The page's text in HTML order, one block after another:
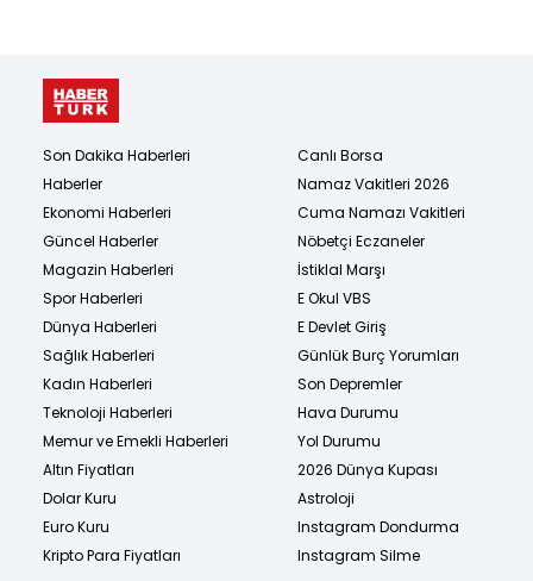
Son Dakika Haberleri
Haberler
Ekonomi Haberleri
Güncel Haberler
Magazin Haberleri
Spor Haberleri
Dünya Haberleri
Sağlık Haberleri
Kadın Haberleri
Teknoloji Haberleri
Memur ve Emekli Haberleri
Altın Fiyatları
Dolar Kuru
Euro Kuru
Kripto Para Fiyatları
Canlı Borsa
Namaz Vakitleri 2026
Cuma Namazı Vakitleri
Nöbetçi Eczaneler
İstiklal Marşı
E Okul VBS
E Devlet Giriş
Günlük Burç Yorumları
Son Depremler
Hava Durumu
Yol Durumu
2026 Dünya Kupası
Astroloji
Instagram Dondurma
Instagram Silme